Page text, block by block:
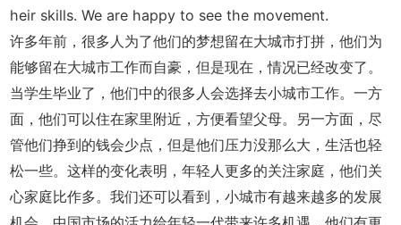
heir skills. We are happy to see the movement.
许多年前，很多人为了他们的梦想留在大城市打拼，他们为
能够留在大城市工作而自豪，但是现在，情况已经改变了。
当学生毕业了，他们中的很多人会选择去小城市工作。一方
面，他们可以住在家里附近，方便看望父母。另一方面，尽
管他们挣到的钱会少点，但是他们压力没那么大，生活也轻
松一些。这样的变化表明，年轻人更多的关注家庭，他们关
心家庭比作多。我们还可以看到，小城市有越来越多的发展